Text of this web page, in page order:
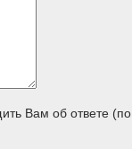
Вам об ответе (по